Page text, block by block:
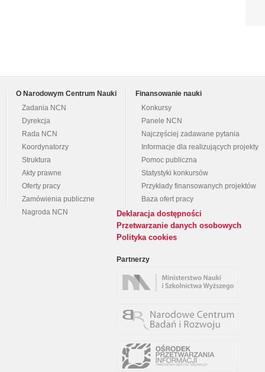
O Narodowym Centrum Nauki
Zadania NCN
Dyrekcja
Rada NCN
Koordynatorzy
Struktura
Akty prawne
Oferty pracy
Zamówienia publiczne
Nagroda NCN
Finansowanie nauki
Konkursy
Panele NCN
Najczęściej zadawane pytania
Informacje dla realizujących projekty
Pomoc publiczna
Statystyki konkursów
Przykłady finansowanych projektów
Baza ofert pracy
Deklaracja dostępności
Przetwarzanie danych osobowych
Polityka cookies
Partnerzy